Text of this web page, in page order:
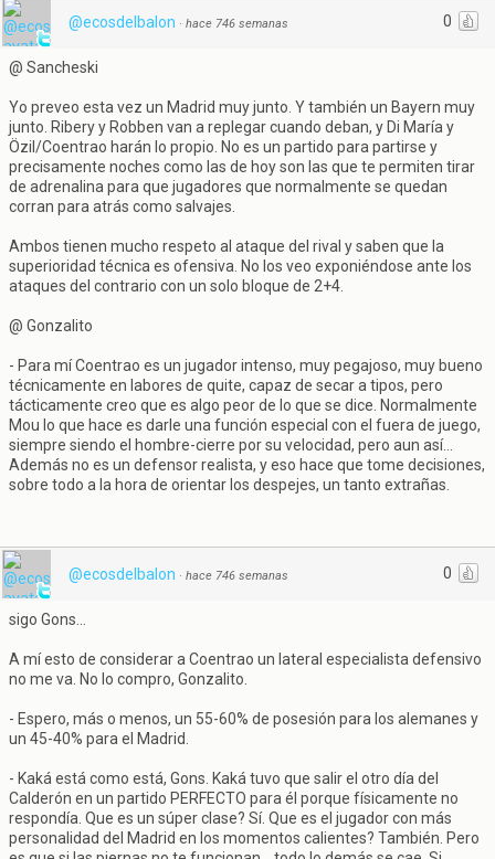
0
@ecosdelbalon · hace 746 semanas
@ Sancheski
Yo preveo esta vez un Madrid muy junto. Y también un Bayern muy
junto. Ribery y Robben van a replegar cuando deban, y Di María y
Özil/Coentrao harán lo propio. No es un partido para partirse y
precisamente noches como las de hoy son las que te permiten tirar
de adrenalina para que jugadores que normalmente se quedan
corran para atrás como salvajes.
Ambos tienen mucho respeto al ataque del rival y saben que la
superioridad técnica es ofensiva. No los veo exponiéndose ante los
ataques del contrario con un solo bloque de 2+4.
@ Gonzalito
- Para mí Coentrao es un jugador intenso, muy pegajoso, muy bueno
técnicamente en labores de quite, capaz de secar a tipos, pero
tácticamente creo que es algo peor de lo que se dice. Normalmente
Mou lo que hace es darle una función especial con el fuera de juego,
siempre siendo el hombre-cierre por su velocidad, pero aun así…
Además no es un defensor realista, y eso hace que tome decisiones,
sobre todo a la hora de orientar los despejes, un tanto extrañas.
0
@ecosdelbalon · hace 746 semanas
sigo Gons…
A mí esto de considerar a Coentrao un lateral especialista defensivo
no me va. No lo compro, Gonzalito.
- Espero, más o menos, un 55-60% de posesión para los alemanes y
un 45-40% para el Madrid.
- Kaká está como está, Gons. Kaká tuvo que salir el otro día del
Calderón en un partido PERFECTO para él porque físicamente no
respondía. Que es un súper clase? Sí. Que es el jugador con más
personalidad del Madrid en los momentos calientes? También. Pero